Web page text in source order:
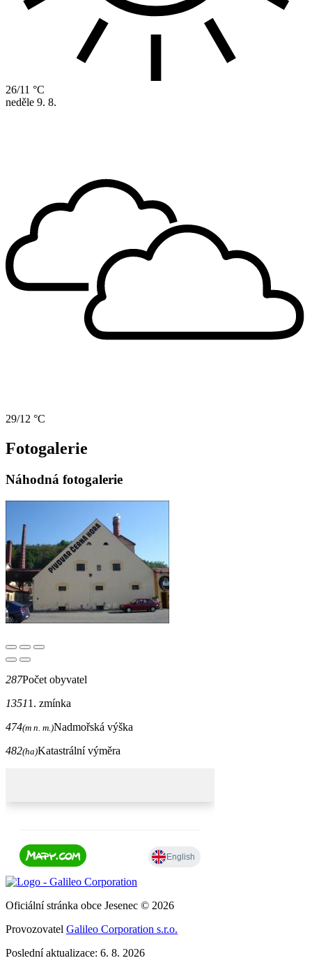
26/11 °C
neděle 9. 8.
29/12 °C
Fotogalerie
Náhodná fotogalerie
287Počet obyvatel
13511. zmínka
474(m n. m.)Nadmořská výška
482(ha)Katastrální výměra
Oficiální stránka obce Jesenec © 2026
Provozovatel Galileo Corporation s.r.o.
Poslední aktualizace: 6. 8. 2026